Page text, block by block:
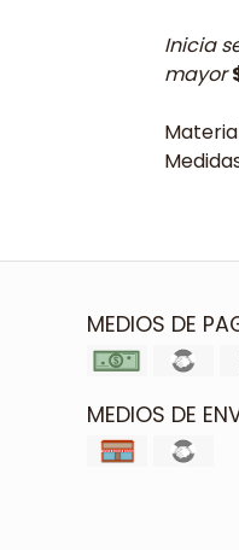
Inicia
mayor
MEDIOS DE
MEDIOS DE